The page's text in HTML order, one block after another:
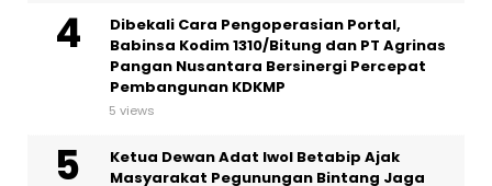
Dibekali Cara Pengoperasian Portal,
Babinsa Kodim 1310/Bitung dan PT Agrinas
Pangan Nusantara Bersinergi Percepat
Pembangunan KDKMP
5 views
Ketua Dewan Adat Iwol Betabip Ajak
Masyarakat Pegunungan Bintang Jaga